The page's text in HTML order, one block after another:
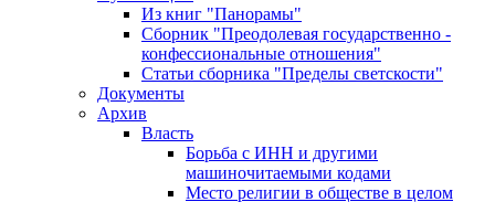
Из книг "Панорамы"
Сборник "Преодолевая государственно -
конфессиональные отношения"
Статьи сборника "Пределы светскости"
Документы
Архив
Власть
Борьба с ИНН и другими
машиночитаемыми кодами
Место религии в обществе в целом